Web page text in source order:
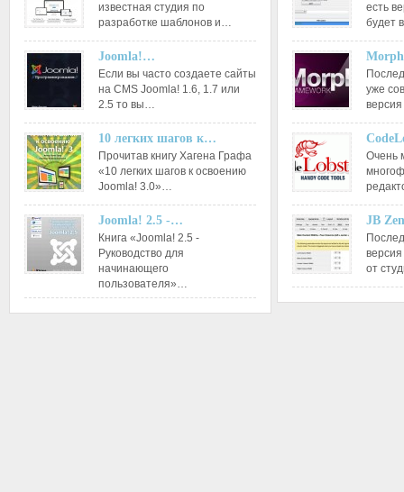
известная студия по
разработке шаблонов и…
Joomla!…
Если вы часто создаете сайты
на CMS Joomla! 1.6, 1.7 или
2.5 то вы…
10 легких шагов к…
Прочитав книгу Хагена Графа
«10 легких шагов к освоению
Joomla! 3.0»…
Joomla! 2.5 -…
Книга «Joomla! 2.5 -
Руководство для
начинающего
пользователя»…
есть
будет
уже
Очень
JB
от